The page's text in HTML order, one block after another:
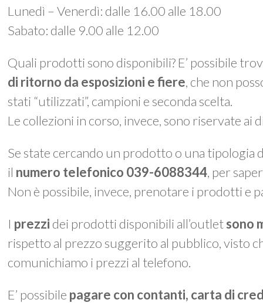
Lunedì – Venerdì: dalle 16.00 alle 18.00
Sabato: dalle 9.00 alle 12.00
Quali prodotti sono disponibili? E’ possibile
di ritorno da esposizioni e fiere, che non
stati “utilizzati”, campioni e seconda scelta.
Le collezioni in corso, invece, sono riservate ai
Se state cercando un prodotto o una tipologia
il numero telefonico 039-6088344, per
Non è possibile, invece, prenotare i prodotti e
I prezzi dei prodotti disponibili all’outletsono
rispetto al prezzo suggerito al pubblico, visto
comunichiamo i prezzi al telefono.
E’ possibile pagare con contanti, carta di